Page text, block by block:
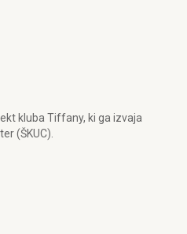
kluba Tiffany, ki ga izvaja
(ŠKUC).